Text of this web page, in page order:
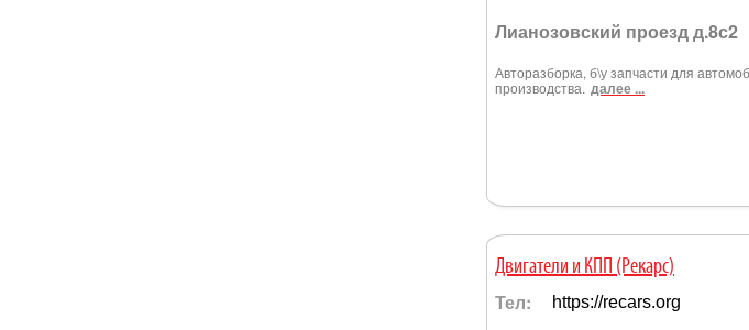
Лианозовский проезд д.8с2
Авторазборка, б\у запчасти для
производства. далее ...
Двигатели и КПП (Рекарс)
Тел: https://recars.org